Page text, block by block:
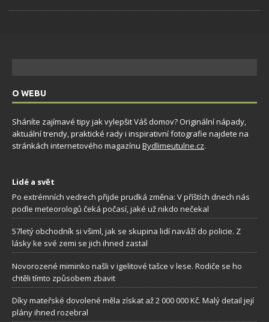
O WEBU
Sháníte zajímavé tipy jak vylepšit Váš domov? Originální nápady,
aktuální trendy, praktické rady i inspirativní fotografie najdete na
stránkách internetového magazínu Bydlimeutulne.cz.
Lidé a svět
Po extrémních vedrech přijde prudká změna: V příštích dnech nás
podle meteorologů čeká počasí, jaké už nikdo nečekal
57letý obchodník si všiml, jak se skupina lidí naváží do policie. Z
lásky ke své zemi se jich ihned zastal
Novorozené miminko našli v igelitové tašce v lese. Rodiče se ho
chtěli tímto způsobem zbavit
Díky mateřské dovolené měla získat až 2 000 000 Kč. Malý detail její
plány ihned rozebral